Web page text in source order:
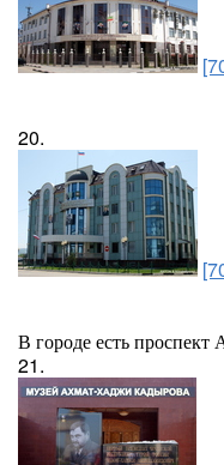
20.
В городе есть
21.